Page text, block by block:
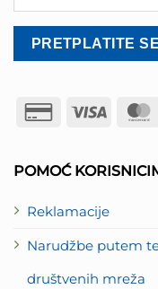
POMOĆ
Reklamacije
Narudžbe putem
društvenih mreža
Credit
Visa